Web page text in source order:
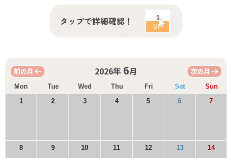
タップで詳細確認！
1
SP
前の月 次の月
2026年 6月
Mon Tue Wed Thu Fri Sat
Sun
1
2 3 4 5 6 7
8 9 10 11 12 13 14